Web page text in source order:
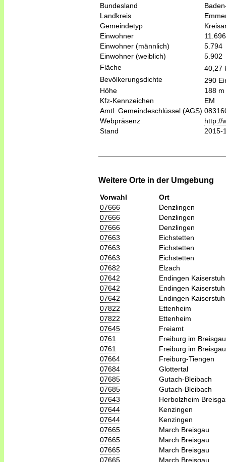
Bundesland
Landkreis
Gemeindetyp
Einwohner
11.696
Einwohner (männlich)
5.794
Einwohner (weiblich)
5.902
Fläche
40,27
Bevölkerungsdichte
290
Höhe
188
Kfz-Kennzeichen
EM
Amtl. Gemeindeschlüssel (AGS)
Webpräsenz
http://
Stand
2015-
Weitere Orte in der Umgebung
Vorwahl
Ort
07666
Denzlingen
07666
Denzlingen
07666
Denzlingen
07663
Eichstetten
07663
Eichstetten
07663
Eichstetten
07682
Elzach
07642
Endingen Kaiserstuh
07642
Endingen Kaiserstuh
07642
Endingen Kaiserstuh
07822
Ettenheim
07822
Ettenheim
07645
Freiamt
0761
Freiburg im Breisgau
0761
Freiburg im Breisgau
07664
Freiburg-Tiengen
07684
Glottertal
07685
Gutach-Bleibach
07685
Gutach-Bleibach
07643
Herbolzheim
07644
Kenzingen
07644
Kenzingen
07665
March Breisgau
07665
March Breisgau
07665
March Breisgau
07665
March Breisgau